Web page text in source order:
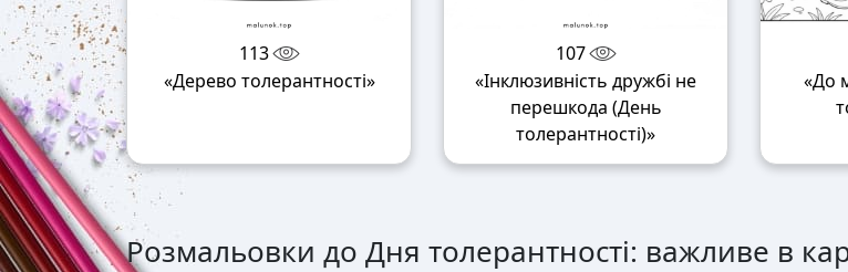
113
«Дерево толерантності»
107
«Інклюзивність дружбі не
перешкода (День
толерантності)»
«До
Розмальовки до Дня толерантності: важливе в